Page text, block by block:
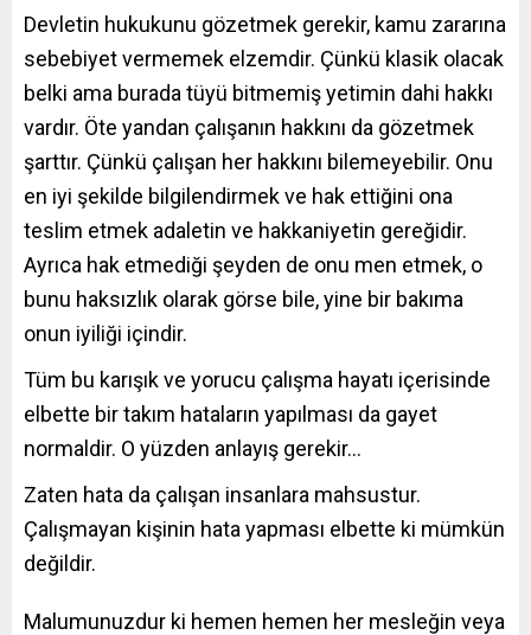
Devletin hukukunu gözetmek gerekir, kamu zararına
sebebiyet vermemek elzemdir. Çünkü klasik olacak
belki ama burada tüyü bitmemiş yetimin dahi hakkı
vardır. Öte yandan çalışanın hakkını da gözetmek
şarttır. Çünkü çalışan her hakkını bilemeyebilir. Onu
en iyi şekilde bilgilendirmek ve hak ettiğini ona
teslim etmek adaletin ve hakkaniyetin gereğidir.
Ayrıca hak etmediği şeyden de onu men etmek, o
bunu haksızlık olarak görse bile, yine bir bakıma
onun iyiliği içindir.
Tüm bu karışık ve yorucu çalışma hayatı içerisinde
elbette bir takım hataların yapılması da gayet
normaldir. O yüzden anlayış gerekir…
Zaten hata da çalışan insanlara mahsustur.
Çalışmayan kişinin hata yapması elbette ki mümkün
değildir.
Malumunuzdur ki hemen hemen her mesleğin veya